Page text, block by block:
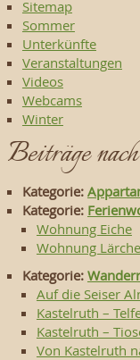
Sitemap
Sommer
Unterkünfte
Veranstaltungen
Videos
Webcams
Winter
Beiträge
Kategorie:
Kategorie:
Wohnung Eiche
Wohnung Lärche
Kategorie:
Auf die Seiser
Kastelruth –
Kastelruth –
Von Kastelruth